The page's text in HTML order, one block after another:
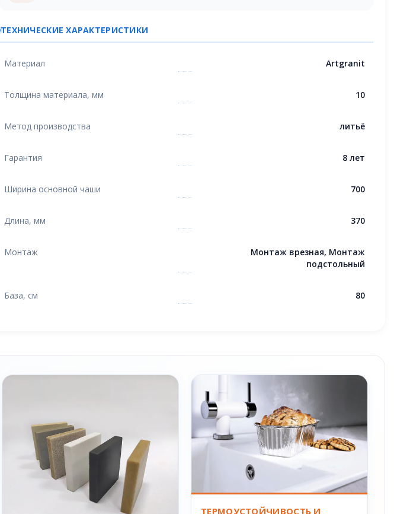
ТЕХНИЧЕСКИЕ ХАРАКТЕРИСТИКИ
Материал Artgranit
Толщина материала, мм 10
Метод производства литьё
Гарантия 8 лет
Ширина основной чаши 700
Длина, мм 370
Монтаж
Монтаж врезная, Монтаж
подстольный
База, см 80
ТЕРМОУСТОЙЧИВОСТЬ И